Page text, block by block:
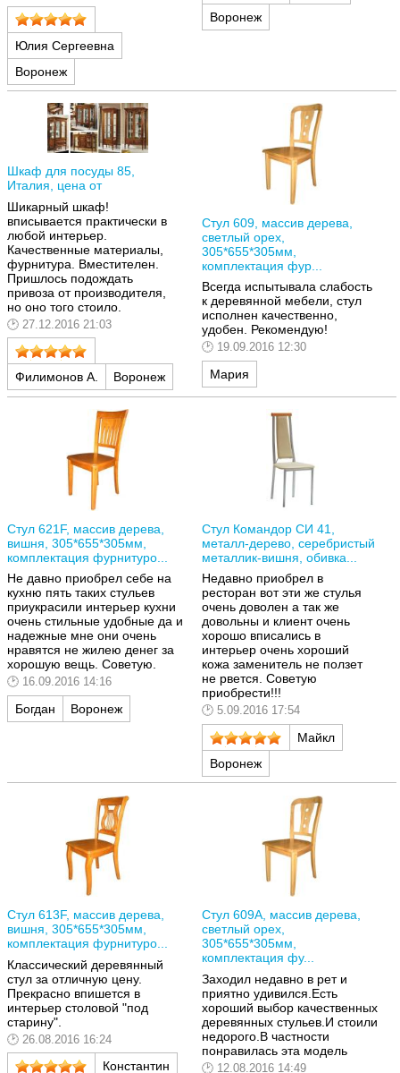
Юлия Сергеевна
Воронеж
Воронеж
Шкаф для посуды 85,
Италия, цена от
Шикарный шкаф!
вписывается практически в
любой интерьер.
Качественные материалы,
фурнитура. Вместителен.
Пришлось подождать
привоза от производителя,
но оно того стоило.
27.12.2016 21:03
Филимонов А. Воронеж
Стул 609, массив дерева,
светлый орех,
305*655*305мм,
комплектация фур...
Всегда испытывала слабость
к деревянной мебели, стул
исполнен качественно,
удобен. Рекомендую!
19.09.2016 12:30
Мария
Стул 621F, массив дерева,
вишня, 305*655*305мм,
комплектация фурнитуро...
Не давно приобрел себе на
кухню пять таких стульев
приукрасили интерьер кухни
очень стильные удобные да и
надежные мне они очень
нравятся не жилею денег за
хорошую вещь. Советую.
16.09.2016 14:16
Богдан Воронеж
Стул Командор СИ 41,
металл-дерево, серебристый
металлик-вишня, обивка...
Недавно приобрел в
ресторан вот эти же стулья
очень доволен а так же
довольны и клиент очень
хорошо вписались в
интерьер очень хороший
кожа заменитель не ползет
не рвется. Советую
приобрести!!!
5.09.2016 17:54
Майкл
Воронеж
Стул 613F, массив дерева,
вишня, 305*655*305мм,
комплектация фурнитуро...
Классический деревянный
стул за отличную цену.
Прекрасно впишется в
интерьер столовой "под
старину".
26.08.2016 16:24
Константин
Стул 609A, массив дерева,
светлый орех,
305*655*305мм,
комплектация фу...
Заходил недавно в рет и
приятно удивился.Есть
хороший выбор качественных
деревянных стульев.И стоили
недорого.В частности
понравилась эта модель
12.08.2016 14:49